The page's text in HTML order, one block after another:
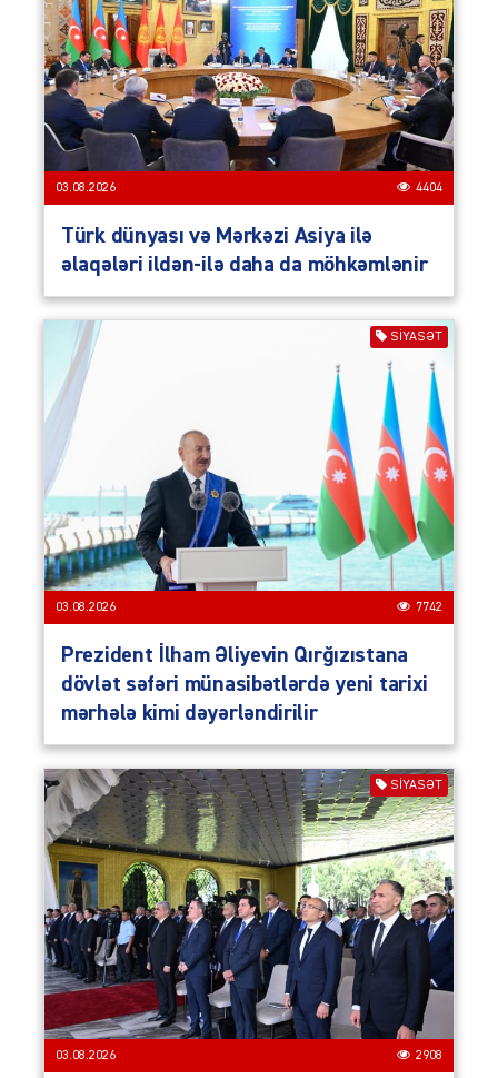
03.08.2026 4404
Türk dünyası və Mərkəzi Asiya ilə
əlaqələri ildən-ilə daha da möhkəmlənir
SIYASƏT
03.08.2026 7742
Prezident İlham Əliyevin Qırğızıstana
dövlət səfəri münasibətlərdə yeni tarixi
mərhələ kimi dəyərləndirilir
SIYASƏT
03.08.2026 2908